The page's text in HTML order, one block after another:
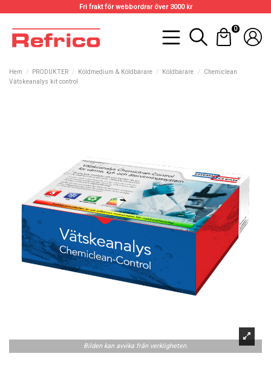
Fri frakt för webbordrar över 3000 kr
0
Hem PRODUKTER Köldmedium & Köldbärare Köldbärare
Chemiclean
Vätskeanalys kit control
Bilden kan avvika från verkligheten.